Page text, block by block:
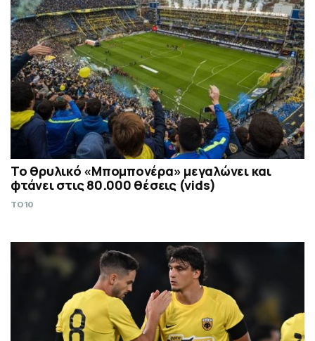
Το θρυλικό «Μπομπονέρα» μεγαλώνει και
φτάνει στις 80.000 θέσεις (vids)
TO10